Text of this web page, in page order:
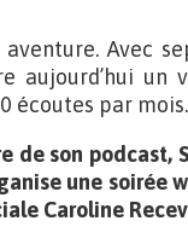
Avec
aujourd’hui
écoutes par mois.
de son podcast,
une soirée
Caroline